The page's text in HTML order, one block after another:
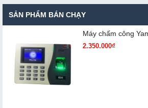
SẢN PHẨM BÁN CHẠY
Máy chấm cô​ng
2.350.000₫